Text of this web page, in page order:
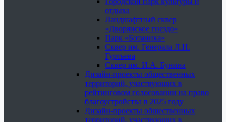
отдыха
Ландшафтный сквер
«Дворянское гнездо»
Парк «Ботаника»
Сквер им. Генерала Л.Н.
Гуртьева
Сквер им. И.А. Бунина
Дизайн-проекты общественных
территорий, участвующих в
рейтинговом голосовании на право
благоустройства в 2025 году
Дизайн-проекты общественных
территорий, участвующих в